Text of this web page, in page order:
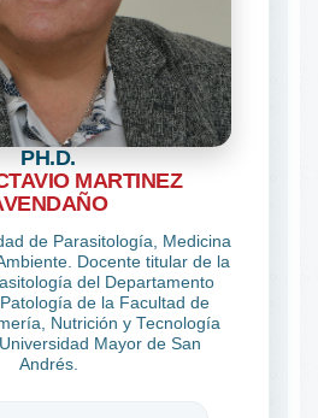
PH.D.
MARTINEZ
de Parasitología, Medicina
Docente titular de la
del Departamento
de la Facultad de
Nutrición y Tecnología
Mayor de San
Andrés.